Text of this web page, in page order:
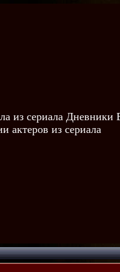
из сериала Дневники
актеров из сериала